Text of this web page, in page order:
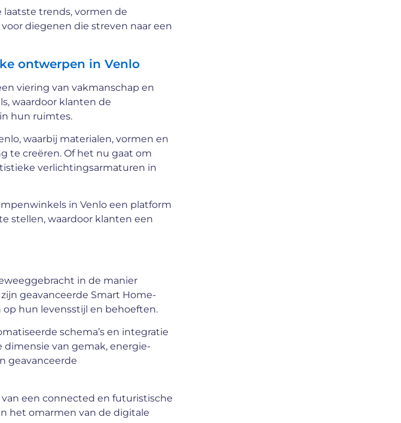
trends, vormen de
diegenen die streven naar een
ontwerpen in Venlo
viering van vakmanschap en
waardoor klanten de
hun ruimtes.
waarbij materialen, vormen en
te creëren. Of het nu gaat om
verlichtingsarmaturen in
in Venlo een platform
stellen, waardoor klanten een
in de manier
geavanceerde Smart Home-
hun levensstijl en behoeften.
schema’s en integratie
van gemak, energie-
geavanceerde
een connected en futuristische
het omarmen van de digitale